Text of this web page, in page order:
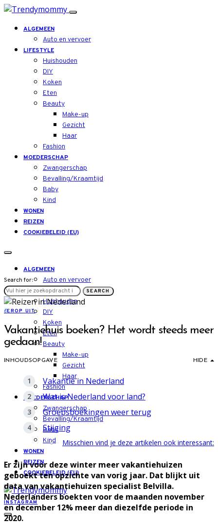
ALGEMEEN
Auto en vervoer
LIFESTYLE
Huishouden
DIY
Koken
Eten
Beauty
Make-up
Gezicht
Haar
Fashion
MOEDERSCHAP
Zwangerschap
Bevalling/Kraamtijd
Baby
Kind
WONEN
REIZEN
COOKIEBELEID (EU)
ALGEMEEN
Auto en vervoer
LIFESTYLE
Huishouden
DIY
Koken
Eten
Beauty
Make-up
Gezicht
Haar
Fashion
MOEDERSCHAP
Zwangerschap
Bevalling/Kraamtijd
Baby
Kind
WONEN
REIZEN
COOKIEBELEID (EU)
INSTAGRAM
Search for:
SEARCH
EEROP UIT
Vakantiehuis boeken? Het wordt steeds meer
gedaan!
INHOUDSOPGAVE HIDE
Vakantie in Nederland
Wat is Nederland voor land?
Groepsboekingen weer terug
Stijging
Misschien vind je deze artikelen ook interessant:
Er zijn voor deze winter meer vakantiehuizen
geboekt ten opzichte van vorig jaar. Dat blijkt uit
data van vakantiehuizen specialist Belvilla.
Nederlanders boekten voor de maanden november
en december 12% meer dan diezelfde periode in
2020.